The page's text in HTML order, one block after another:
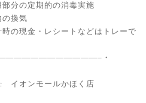
部分の定期的の消毒実施
の換気
時の現金・レシートなどはトレーで
・
イオンモールかほく店